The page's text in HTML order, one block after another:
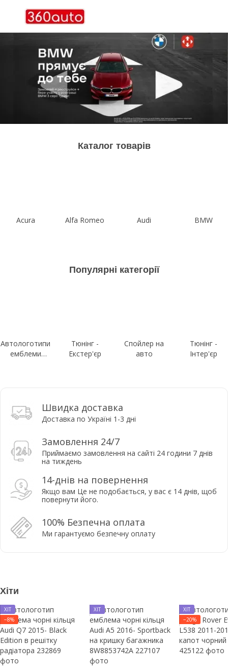
Каталог товарів
Acura Alfa Romeo Audi BMW
Популярні категорії
Автологотипи
емблеми
Тюнінг -
Екстер'єр
Спойлер на
авто
Тюнінг -
Інтер'єр
Швидка доставка
Доставка по Україні 1-3 дні
Замовлення 24/7
Приймаємо замовлення на сайті 24 години 7 днів
на тиждень
14-днів на повернення
Якщо вам Це не подобається, у вас є 14 днів, щоб
повернути його.
100% Безпечна оплата
Ми гарантуємо безпечну оплату
Хіти
ХІТ
−8%
ХІТ
ХІТ
−20%